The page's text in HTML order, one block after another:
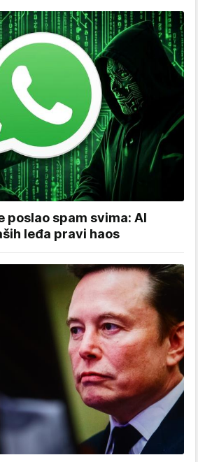
poslao spam svima: AI
leđa pravi haos